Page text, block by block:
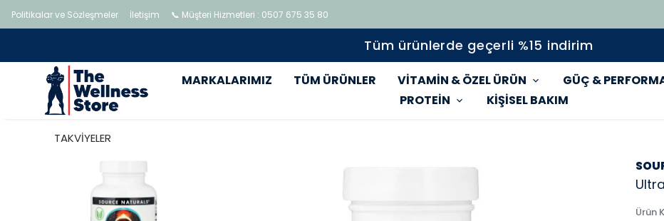
Politikalar ve Sözleşmeler İletişim 📞 Müşteri Hizmetleri : 0507 675 35 80
Tüm ürünlerde geçerli %15 indirim
MARKALARIMIZ TÜM ÜRÜNLER VİTAMİN & ÖZEL ÜRÜN GÜÇ &
PROTEİN
KİŞİSEL BAKIM
TAKVİYELER
Ürün